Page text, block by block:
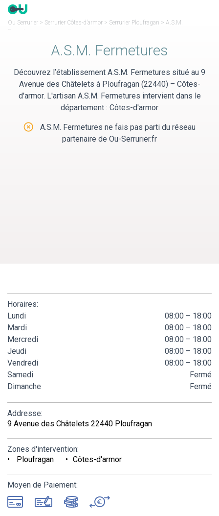
Panneau de gestion des cookies
Ou Serrurier > Serrurier Côtes-d’armor > Serrurier Ploufragan > A.S.M.
Fermetures
A.S.M. Fermetures
Découvrez l’établissement A.S.M. Fermetures situé au 9
Avenue des Châtelets à Ploufragan (22440) – Côtes-
d'armor. L'artisan A.S.M. Fermetures intervient dans le
département : Côtes-d'armor
A.S.M. Fermetures ne fais pas parti du réseau
partenaire de Ou-Serrurier.fr
Horaires:
Lundi
08:00 – 18:00
Mardi
08:00 – 18:00
Mercredi
08:00 – 18:00
Jeudi
08:00 – 18:00
Vendredi
08:00 – 18:00
Samedi
Fermé
Dimanche
Fermé
Addresse:
9 Avenue des Châtelets 22440 Ploufragan
Zones d'intervention:
Ploufragan
Côtes-d'armor
Moyen de Paiement: